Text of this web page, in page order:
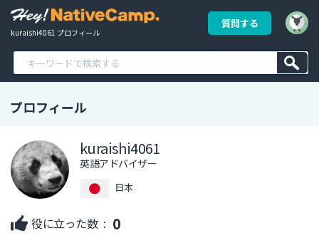
kuraishi4061 プロフィール
質問する
プロフィール
kuraishi4061
英語アドバイザー
日本
役に立った数 : 0